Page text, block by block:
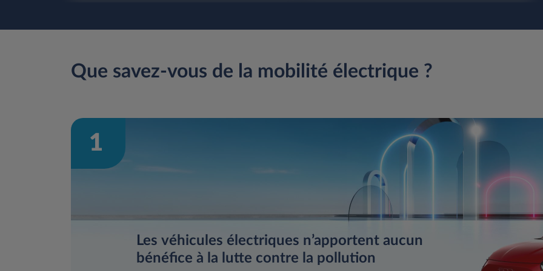
Que savez-vous de la mobilité électrique ?
1
Les véhicules électriques n’apportent aucun
bénéfice à la lutte contre la pollution